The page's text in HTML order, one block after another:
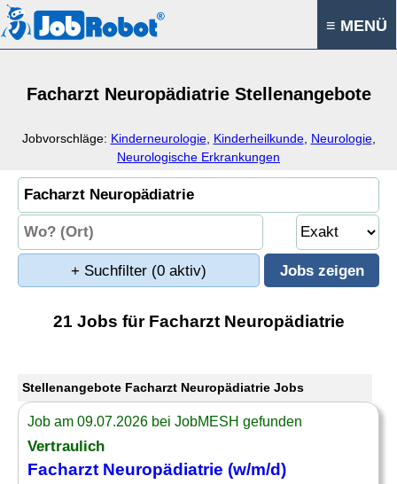
≡ MENÜ
Facharzt Neuropädiatrie Stellenangebote
Jobvorschläge: Kinderneurologie, Kinderheilkunde, Neurologie,
Neurologische Erkrankungen
+ Suchfilter (0 aktiv)
21 Jobs für Facharzt Neuropädiatrie
Stellenangebote Facharzt Neuropädiatrie Jobs
Job am 09.07.2026 bei JobMESH gefunden
Vertraulich
Facharzt Neuropädiatrie (w/m/d)